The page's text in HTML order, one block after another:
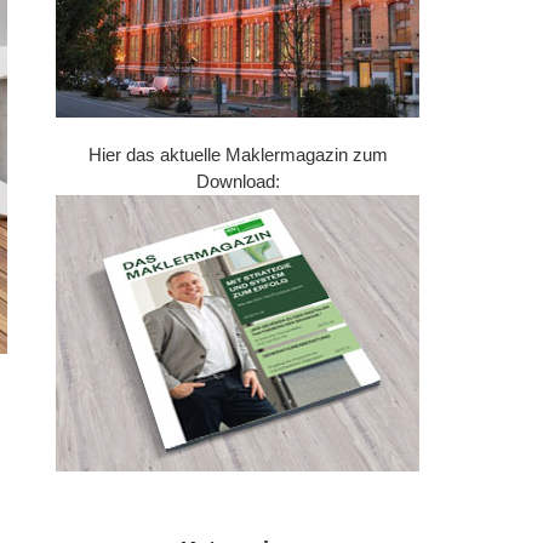
Hier das aktuelle Maklermagazin zum
Download: